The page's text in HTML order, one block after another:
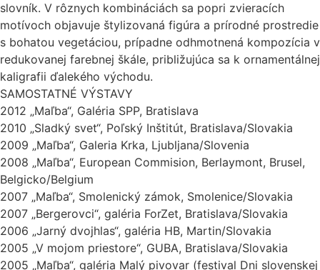
slovník. V rôznych kombináciách sa popri zvieracích
motívoch objavuje štylizovaná figúra a prírodné prostredie
s bohatou vegetáciou, prípadne odhmotnená kompozícia v
redukovanej farebnej škále, približujúca sa k ornamentálnej
kaligrafii ďalekého východu.
SAMOSTATNÉ VÝSTAVY
2012 „Maľba“, Galéria SPP, Bratislava
2010 „Sladký svet“, Poľský Inštitút, Bratislava/Slovakia
2009 „Maľba“, Galeria Krka, Ljubljana/Slovenia
2008 „Maľba“, European Commision, Berlaymont, Brusel,
Belgicko/Belgium
2007 „Maľba“, Smolenický zámok, Smolenice/Slovakia
2007 „Bergerovci“, galéria ForZet, Bratislava/Slovakia
2006 „Jarný dvojhlas“, galéria HB, Martin/Slovakia
2005 „V mojom priestore“, GUBA, Bratislava/Slovakia
2005 „Maľba“, galéria Malý pivovar (festival Dni slovenskej